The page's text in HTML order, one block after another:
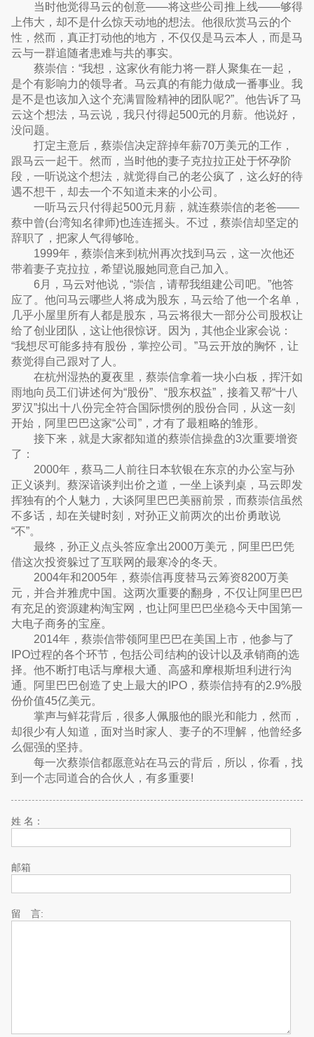
当时他觉得马云的创意——将这些公司推上线——够得
上伟大，却不是什么惊天动地的想法。他很欣赏马云的个
性，然而，真正打动他的地方，不仅仅是马云本人，而是马
云与一群追随者患难与共的事实。
蔡崇信：“我想，这家伙有能力将一群人聚集在一起，
是个有影响力的领导者。马云真的有能力做成一番事业。我
是不是也该加入这个充满冒险精神的团队呢?”。他告诉了马
云这个想法，马云说，我只付得起500元的月薪。他说好，
没问题。
打定主意后，蔡崇信决定辞掉年薪70万美元的工作，
跟马云一起干。然而，当时他的妻子克拉拉正处于怀孕阶
段，一听说这个想法，就觉得自己的老公疯了，这么好的待
遇不想干，却去一个不知道未来的小公司。
一听马云只付得起500元月薪，就连蔡崇信的老爸——
蔡中曾(台湾知名律师)也连连摇头。不过，蔡崇信却坚定的
辞职了，把家人气得够呛。
1999年，蔡崇信来到杭州再次找到马云，这一次他还
带着妻子克拉拉，希望说服她同意自己加入。
6月，马云对他说，“崇信，请帮我组建公司吧。”他答
应了。他问马云哪些人将成为股东，马云给了他一个名单，
几乎小屋里所有人都是股东，马云将很大一部分公司股权让
给了创业团队，这让他很惊讶。因为，其他企业家会说：
“我想尽可能多持有股份，掌控公司。”马云开放的胸怀，让
蔡觉得自己跟对了人。
在杭州湿热的夏夜里，蔡崇信拿着一块小白板，挥汗如
雨地向员工们讲述何为“股份”、“股东权益”，接着又帮“十八
罗汉”拟出十八份完全符合国际惯例的股份合同，从这一刻
开始，阿里巴巴这家“公司”，才有了最粗略的雏形。
接下来，就是大家都知道的蔡崇信操盘的3次重要增资
了：
2000年，蔡马二人前往日本软银在东京的办公室与孙
正义谈判。蔡深谙谈判出价之道，一坐上谈判桌，马云即发
挥独有的个人魅力，大谈阿里巴巴美丽前景，而蔡崇信虽然
不多话，却在关键时刻，对孙正义前两次的出价勇敢说
“不”。
最终，孙正义点头答应拿出2000万美元，阿里巴巴凭
借这次投资躲过了互联网的最寒冷的冬天。
2004年和2005年，蔡崇信再度替马云筹资8200万美
元，并合并雅虎中国。这两次重要的翻身，不仅让阿里巴巴
有充足的资源建构淘宝网，也让阿里巴巴坐稳今天中国第一
大电子商务的宝座。
2014年，蔡崇信带领阿里巴巴在美国上市，他参与了
IPO过程的各个环节，包括公司结构的设计以及承销商的选
择。他不断打电话与摩根大通、高盛和摩根斯坦利进行沟
通。阿里巴巴创造了史上最大的IPO，蔡崇信持有的2.9%股
份价值45亿美元。
掌声与鲜花背后，很多人佩服他的眼光和能力，然而，
却很少有人知道，面对当时家人、妻子的不理解，他曾经多
么倔强的坚持。
每一次蔡崇信都愿意站在马云的背后，所以，你看，找
到一个志同道合的合伙人，有多重要!
姓 名：
邮箱
留 言: